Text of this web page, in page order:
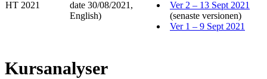
HT 2021
date 30/08/2021,
English)
Ver 2 – 13 Sept 2021
(senaste versionen)
Ver 1 – 9 Sept 2021
Kursanalyser